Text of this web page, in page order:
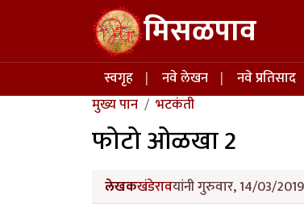
Skip to main content मिसळपाव
Main navigation
स्वगृह नवे लेखन नवे प्रतिसाद
मुख्य पान
भटकंती
फोटो ओळखा 2
लेखकखंडेरावयांनी गुरुवार, 14/03/